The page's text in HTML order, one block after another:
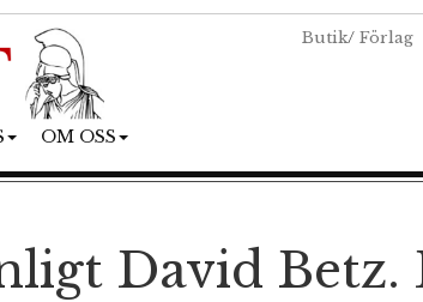
Butik/ Förlag
OM OSS
David Betz.